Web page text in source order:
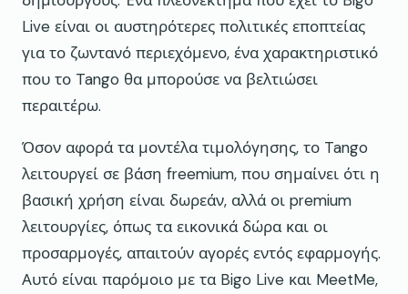
Live είναι οι αυστηρότερες πολιτικές εποπτείας
για το ζωντανό περιεχόμενο, ένα χαρακτηριστικό
που το Tango θα μπορούσε να βελτιώσει
περαιτέρω.
Όσον αφορά τα μοντέλα τιμολόγησης, το Tango
λειτουργεί σε βάση freemium, που σημαίνει ότι η
βασική χρήση είναι δωρεάν, αλλά οι premium
λειτουργίες, όπως τα εικονικά δώρα και οι
προσαρμογές, απαιτούν αγορές εντός εφαρμογής.
Αυτό είναι παρόμοιο με τα Bigo Live και MeetMe,